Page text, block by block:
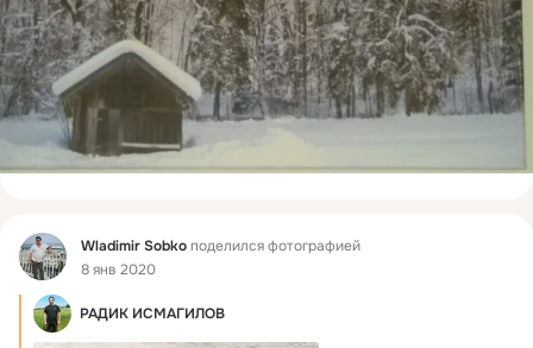
Фид Wladimir Sobkoподелился фотографией
8 янв 2020
РАДИК ИСМАГИЛОВ